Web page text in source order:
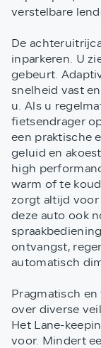
verstelbare
De
inparkeren. U
gebeurt.
snelheid vast
u. Als u
fietsendrager
een praktische
geluid en
high
warm of te
zorgt altijd voor
deze auto ook
ontvangst,
automatisch
Pragmatisch
over diverse
Het Lane-
voor. Mindert